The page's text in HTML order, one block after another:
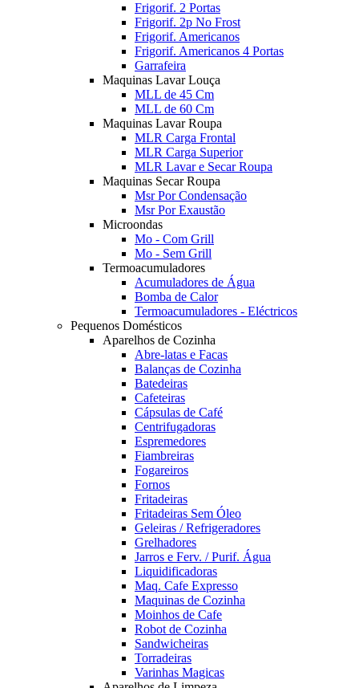
Frigorif. 2 Portas
Frigorif. 2p No Frost
Frigorif. Americanos
Frigorif. Americanos 4 Portas
Garrafeira
Maquinas Lavar Louça
MLL de 45 Cm
MLL de 60 Cm
Maquinas Lavar Roupa
MLR Carga Frontal
MLR Carga Superior
MLR Lavar e Secar Roupa
Maquinas Secar Roupa
Msr Por Condensação
Msr Por Exaustão
Microondas
Mo - Com Grill
Mo - Sem Grill
Termoacumuladores
Acumuladores de Água
Bomba de Calor
Termoacumuladores - Eléctricos
Pequenos Domésticos
Aparelhos de Cozinha
Abre-latas e Facas
Balanças de Cozinha
Batedeiras
Cafeteiras
Cápsulas de Café
Centrifugadoras
Espremedores
Fiambreiras
Fogareiros
Fornos
Fritadeiras
Fritadeiras Sem Óleo
Geleiras / Refrigeradores
Grelhadores
Jarros e Ferv. / Purif. Água
Liquidificadoras
Maq. Cafe Expresso
Maquinas de Cozinha
Moinhos de Cafe
Robot de Cozinha
Sandwicheiras
Torradeiras
Varinhas Magicas